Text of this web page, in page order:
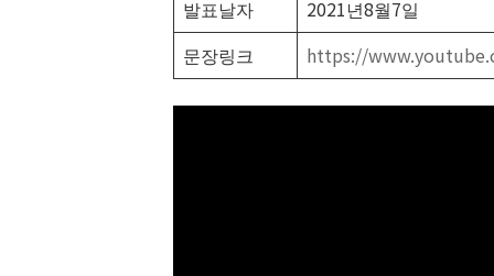
발표날자
2021년8월7일
문장링크
https://